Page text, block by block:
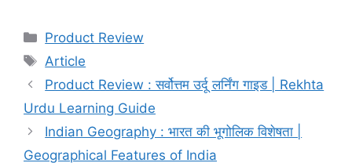
c
e
b
o
o
st
o
d
o
n
ai
Product Review
Article
Product Review : सर्वोत्तम उर्दू लर्निंग गाइड | Rekhta
Urdu Learning Guide
Indian Geography : भारत की भूगोलिक विशेषता |
Geographical Features of India